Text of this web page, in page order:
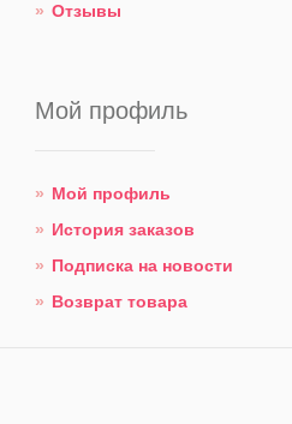
Отзывы
Мой профиль
Мой профиль
История заказов
Подписка на новости
Возврат товара